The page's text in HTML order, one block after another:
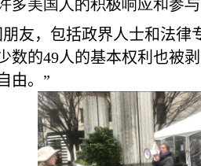
美国人的积极响应和参与
友，包括政界人士和法
数的49人的基本权利也被
由。”